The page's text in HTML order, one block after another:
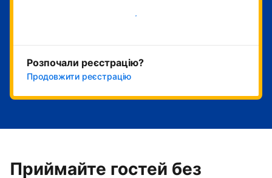
Розпочати зараз
Розпочали реєстрацію?
Продовжити реєстрацію
Приймайте гостей без